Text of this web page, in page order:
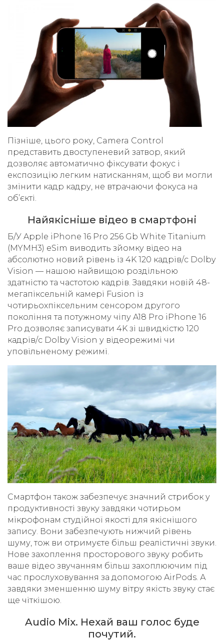
Пізніше, цього року, Camera Control
представить двоступеневий затвор, який
дозволяє автоматично фіксувати фокус і
експозицію легким натисканням, щоб ви могли
змінити кадр кадру, не втрачаючи фокуса на
об’єкті.
Найякісніше відео в смартфоні
Б/У Apple iPhone 16 Pro 256 Gb White Titanium
(MYMH3) eSim виводить зйомку відео на
абсолютно новий рівень із 4K 120 кадрів/с Dolby
Vision — нашою найвищою роздільною
здатністю та частотою кадрів. Завдяки новій 48-
мегапіксельній камері Fusion із
чотирьохпіксельним сенсором другого
покоління та потужному чіпу A18 Pro iPhone 16
Pro дозволяє записувати 4K зі швидкістю 120
кадрів/с Dolby Vision у відеорежимі чи
уповільненому режимі.
Смартфон також забезпечує значний стрибок у
продуктивності звуку завдяки чотирьом
мікрофонам студійної якості для якіснішого
запису. Вони забезпечують нижчий рівень
шуму, тож ви отримуєте більш реалістичні звуки.
Нове захоплення просторового звуку робить
ваше відео звучанням більш захоплюючим під
час прослуховування за допомогою AirPods. А
завдяки зменшенню шуму вітру якість звуку стає
ще чіткішою.
Audio Mix. Нехай ваш голос буде
почутий.